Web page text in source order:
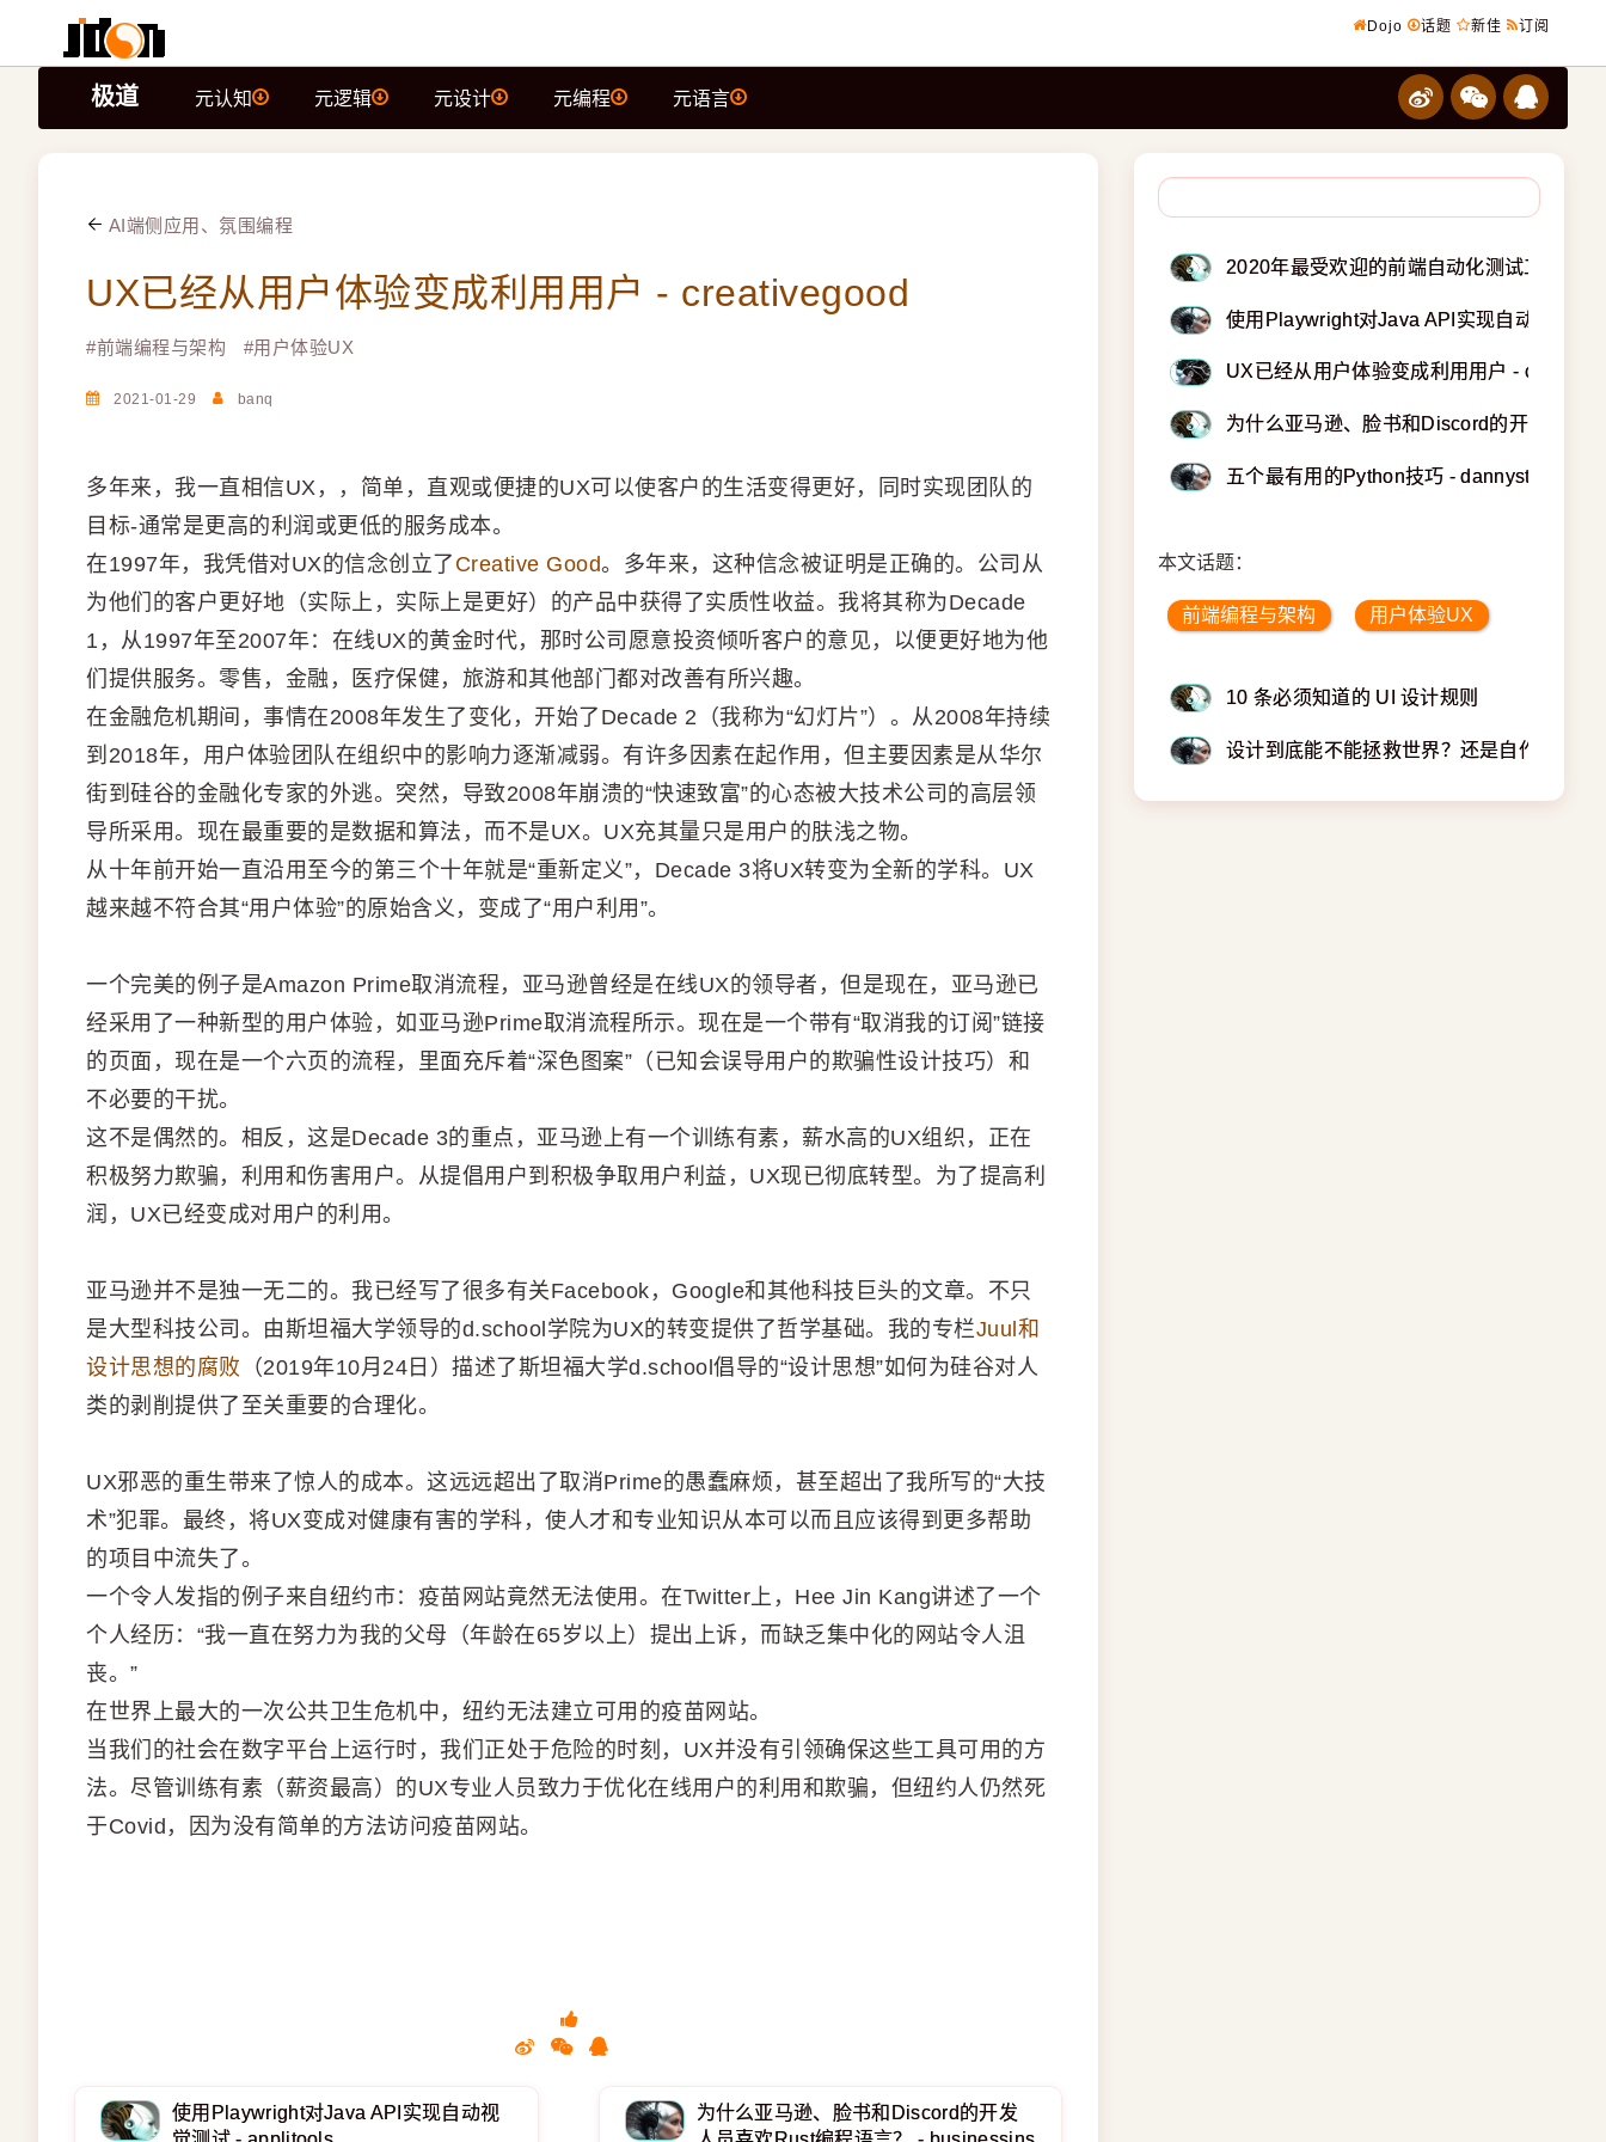
Dojo 话题 新佳 订阅
极道 元认知 元逻辑 元设计 元编程 元语言
AI端侧应用、氛围编程
UX已经从用户体验变成利用用户 - creativegood
#前端编程与架构 #用户体验UX
2021-01-29 banq
多年来，我一直相信UX，，简单，直观或便捷的UX可以使客户的生活变得更好，同时实现团队的
目标-通常是更高的利润或更低的服务成本。
在1997年，我凭借对UX的信念创立了 Creative Good。多年来，这种信念被证明是正确的。公司从
为他们的客户更好地（实际上，实际上是更好）的产品中获得了实质性收益。我将其称为Decade
1，从1997年至2007年：在线UX的黄金时代，那时公司愿意投资倾听客户的意见，以便更好地为他
们提供服务。零售，金融，医疗保健，旅游和其他部门都对改善有所兴趣。
在金融危机期间，事情在2008年发生了变化，开始了Decade 2（我称为“幻灯片”）。从2008年持续
到2018年，用户体验团队在组织中的影响力逐渐减弱。有许多因素在起作用，但主要因素是从华尔
街到硅谷的金融化专家的外逃。突然，导致2008年崩溃的“快速致富”的心态被大技术公司的高层领
导所采用。现在最重要的是数据和算法，而不是UX。UX充其量只是用户的肤浅之物。
从十年前开始一直沿用至今的第三个十年就是“重新定义”，Decade 3将UX转变为全新的学科。UX
越来越不符合其“用户体验”的原始含义，变成了“用户利用”。
一个完美的例子是Amazon Prime取消流程，亚马逊曾经是在线UX的领导者，但是现在，亚马逊已
经采用了一种新型的用户体验，如亚马逊Prime取消流程所示。现在是一个带有“取消我的订阅”链接
的页面，现在是一个六页的流程，里面充斥着“深色图案”（已知会误导用户的欺骗性设计技巧）和
不必要的干扰。
这不是偶然的。相反，这是Decade 3的重点，亚马逊上有一个训练有素，薪水高的UX组织，正在
积极努力欺骗，利用和伤害用户。从提倡用户到积极争取用户利益，UX现已彻底转型。为了提高利
润，UX已经变成对用户的利用。
亚马逊并不是独一无二的。我已经写了很多有关Facebook，Google和其他科技巨头的文章。不只
是大型科技公司。由斯坦福大学领导的d.school学院为UX的转变提供了哲学基础。我的专栏Juul和
设计思想的腐败 （2019年10月24日）描述了斯坦福大学d.school倡导的“设计思想”如何为硅谷对人
类的剥削提供了至关重要的合理化。
UX邪恶的重生带来了惊人的成本。这远远超出了取消Prime的愚蠢麻烦，甚至超出了我所写的“大技
术”犯罪。最终，将UX变成对健康有害的学科，使人才和专业知识从本可以而且应该得到更多帮助
的项目中流失了。
一个令人发指的例子来自纽约市：疫苗网站竟然无法使用。在Twitter上，Hee Jin Kang讲述了一个
个人经历：“我一直在努力为我的父母（年龄在65岁以上）提出上诉，而缺乏集中化的网站令人沮
丧。”
在世界上最大的一次公共卫生危机中，纽约无法建立可用的疫苗网站。
当我们的社会在数字平台上运行时，我们正处于危险的时刻，UX并没有引领确保这些工具可用的方
法。尽管训练有素（薪资最高）的UX专业人员致力于优化在线用户的利用和欺骗，但纽约人仍然死
于Covid，因为没有简单的方法访问疫苗网站。
使用Playwright对Java API实现自动视
为什么亚马逊、脸书和Discord的开发
2020年最受欢迎的前端自动化测试工具 -
使用Playwright对Java API实现自动视觉测
UX已经从用户体验变成利用用户 -
为什么亚马逊、脸书和Discord的开发人员
五个最有用的Python技巧 - dannysteenman
本文话题：
前端编程与架构 用户体验UX
10 条必须知道的 UI 设计规则
设计到底能不能拯救世界？还是自作多情？